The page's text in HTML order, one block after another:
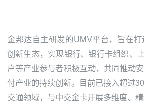
金邦达自主研发的UMV平台，旨在
创新生态，实现银行、银行卡组织、
户等产业参与者积极互动，共同推动
付产业的持续创新。目前已接入超过
交通领域，与中交金卡开展多维度、精